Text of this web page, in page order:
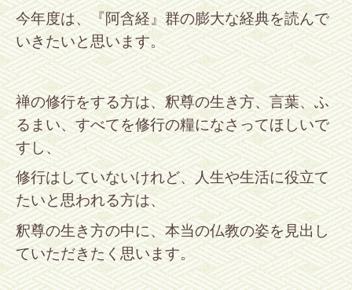
今年度は、『阿含経』群の膨大な経典を読んで
いきたいと思います。
禅の修行をする方は、釈尊の生き方、言葉、ふ
るまい、すべてを修行の糧になさってほしいで
すし、
修行はしていないけれど、人生や生活に役立て
たいと思われる方は、
釈尊の生き方の中に、本当の仏教の姿を見出し
ていただきたく思います。